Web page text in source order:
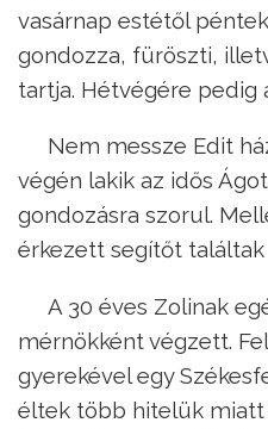
vasárnap estétől
gondozza, füröszti,
tartja. Hétvégére pedig
Nem messze Edit
végén lakik az idős
gondozásra szorul.
érkezett segítőt találtak
A 30 éves Zolinak
mérnökként végzett.
gyerekével egy
éltek több hitelük miatt